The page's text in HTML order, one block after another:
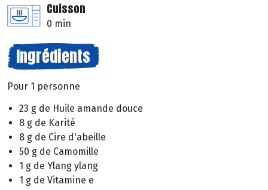
Cuisson
0 min
Ingrédients
Pour 1 personne
23 g de Huile amande douce
8 g de Karité
8 g de Cire d'abeille
50 g de Camomille
1 g de Ylang ylang
1 g de Vitamine e